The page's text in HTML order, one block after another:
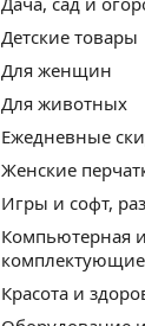
Детские товары
Для женщин
Для животных
Ежедневные
Женские
Игры и софт,
Компьютерная
комплектующие
Красота и